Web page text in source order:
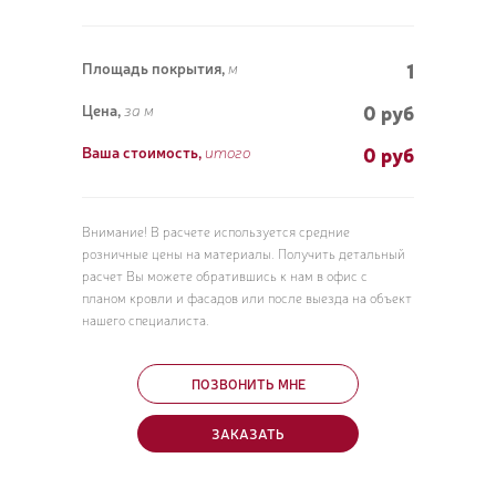
Площадь покрытия, м 1
Цена, за м 0 руб
Ваша стоимость, итого 0 руб
Внимание! В расчете используется средние
розничные цены на материалы. Получить детальный
расчет Вы можете обратившись к нам в офис с
планом кровли и фасадов или после выезда на объект
нашего специалиста.
ПОЗВОНИТЬ МНЕ
ЗАКАЗАТЬ